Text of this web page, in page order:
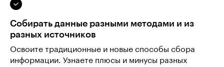
Собирать данные разными методами и из
разных источников
Освоите традиционные и новые способы сбора
информации. Узнаете плюсы и минусы разных